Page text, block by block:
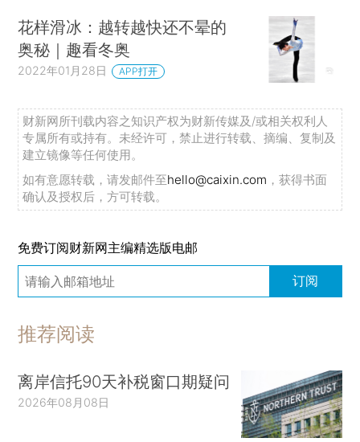
花样滑冰：越转越快还不晕的
奥秘｜趣看冬奥
2022年01月28日 APP打开
财新网所刊载内容之知识产权为财新传媒及/或相关权利人
专属所有或持有。未经许可，禁止进行转载、摘编、复制及
建立镜像等任何使用。
如有意愿转载，请发邮件至hello@caixin.com ，获得书面
确认及授权后，方可转载。
免费订阅财新网主编精选版电邮
订阅
推荐阅读
离岸信托90天补税窗口期疑问
2026年08月08日